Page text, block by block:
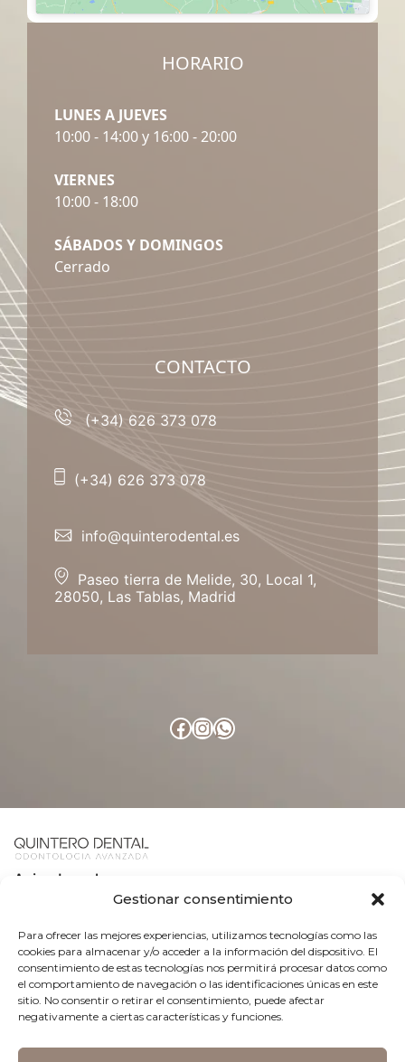
Gestionar consentimiento
Para ofrecer las mejores experiencias, utilizamos tecnologías como las
cookies para almacenar y/o acceder a la información del dispositivo. El
consentimiento de estas tecnologías nos permitirá procesar datos como
el comportamiento de navegación o las identificaciones únicas en este
sitio. No consentir o retirar el consentimiento, puede afectar
negativamente a ciertas características y funciones.
HORARIO
LUNES A JUEVES
10:00 - 14:00 y 16:00 - 20:00
VIERNES
10:00 - 18:00
SÁBADOS Y DOMINGOS
Cerrado
CONTACTO
(+34) 626 373 078
(+34) 626 373 078
info@quinterodental.es
Paseo tierra de Melide, 30, Local 1,
28050, Las Tablas, Madrid
Aviso Legal
Política de Privacidad
© 2026 Hecho en los estudios de
Odontomarketing